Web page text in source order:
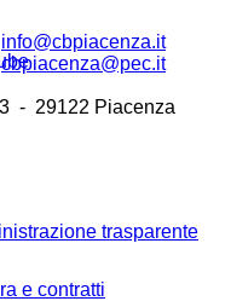
info@cbpiacenza.it
cbpiacenza@pec.it
- 29122 Piacenza
trasparente
e contratti